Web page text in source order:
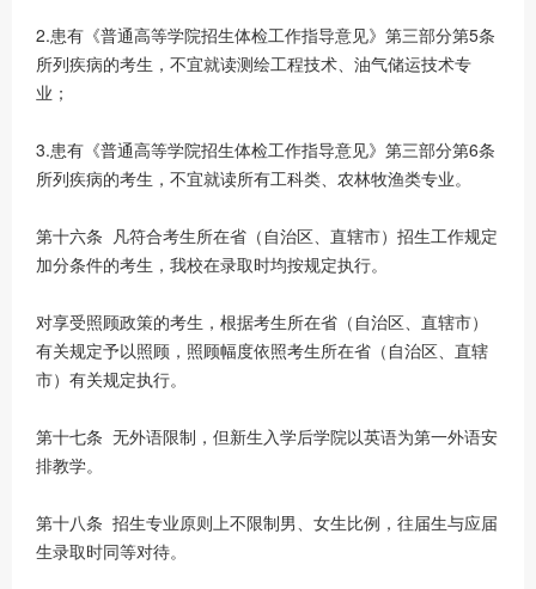
2.患有《普通高等学院招生体检工作指导意见》第三部分第5条
所列疾病的考生，不宜就读测绘工程技术、油气储运技术专
业；
3.患有《普通高等学院招生体检工作指导意见》第三部分第6条
所列疾病的考生，不宜就读所有工科类、农林牧渔类专业。
第十六条 凡符合考生所在省（自治区、直辖市）招生工作规定
加分条件的考生，我校在录取时均按规定执行。
对享受照顾政策的考生，根据考生所在省（自治区、直辖市）
有关规定予以照顾，照顾幅度依照考生所在省（自治区、直辖
市）有关规定执行。
第十七条 无外语限制，但新生入学后学院以英语为第一外语安
排教学。
第十八条 招生专业原则上不限制男、女生比例，往届生与应届
生录取时同等对待。